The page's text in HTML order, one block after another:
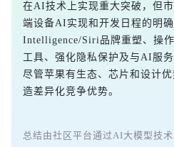
在AI技术上实现重大突破，但
端设备AI实现和开发日程的明
Intelligence/Siri品牌重塑、操
工具、强化隐私保护及与AI服
尽管苹果有生态、芯片和设计
造差异化竞争优势。
总结由社区平台通过AI大模型技